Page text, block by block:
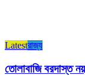
Latestরাজ্য​
তোলাবাজি বরদাস্ত